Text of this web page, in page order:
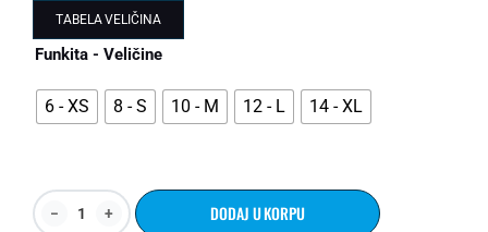
TABELA VELIČINA
Funkita - Veličine
6 - XS 8 - S 10 - M 12 - L 14 - XL
DODAJ U KORPU